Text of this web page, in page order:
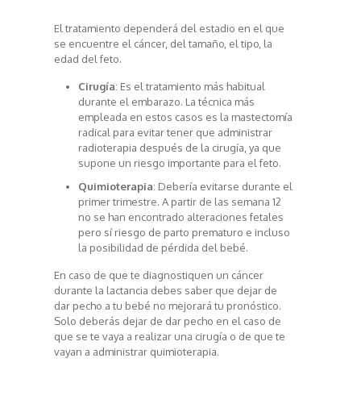
El tratamiento dependerá del estadio en el que
se encuentre el cáncer, del tamaño, el tipo, la
edad del feto.
Cirugía: Es el tratamiento más habitual
durante el embarazo. La técnica más
empleada en estos casos es la mastectomía
radical para evitar tener que administrar
radioterapia después de la cirugía, ya que
supone un riesgo importante para el feto.
Quimioterapia: Debería evitarse durante el
primer trimestre. A partir de las semana 12
no se han encontrado alteraciones fetales
pero sí riesgo de parto prematuro e incluso
la posibilidad de pérdida del bebé.
En caso de que te diagnostiquen un cáncer
durante la lactancia debes saber que dejar de
dar pecho a tu bebé no mejorará tu pronóstico.
Solo deberás dejar de dar pecho en el caso de
que se te vaya a realizar una cirugía o de que te
vayan a administrar quimioterapia.